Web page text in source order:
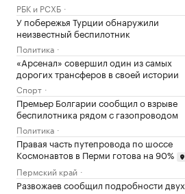
РБК и РСХБ
У побережья Турции обнаружили
неизвестный беспилотник
Политика
«Арсенал» совершил один из самых
дорогих трансферов в своей истории
Спорт
Премьер Болгарии сообщил о взрыве
беспилотника рядом с газопроводом
Политика
Правая часть путепровода по шоссе
Космонавтов в Перми готова на 90%
Пермский край
Развожаев сообщил подробности двух